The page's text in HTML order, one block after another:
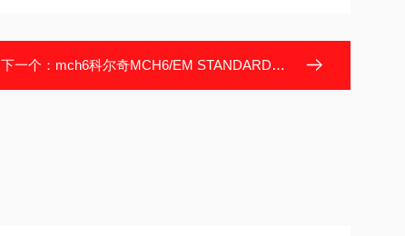
下一个： mch6科尔奇MCH6/EM STANDARD产品说明